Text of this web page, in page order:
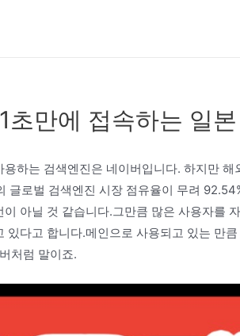
초만에 접속하는 일
하는 검색엔진은 네이버입니다. 하지만
글로벌 검색엔진 시장 점유율이 무려
아닐 것 같습니다.그만큼 많은 사용자를
있다고 합니다.메인으로 사용되고 있는 만
처럼 말이죠.